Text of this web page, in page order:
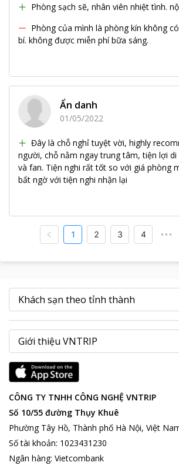
Phòng sạch sẽ, nhân viên nhiệt tình.
Phòng của mình là phòng kín không
bí. không được miễn phí bữa sáng.
Ẩn danh
01/05/2022
Đây là chỗ nghỉ tuyệt vời, highly
người, chỗ nằm ngay trung tâm, tiện lợi
và fan. Tiện nghi rất tốt so với giá phòng
bất ngờ với tiện nghi nhận lại
1 2 3 4 •••
CÔNG TY TNHH CÔNG NGHỆ VNTRIP
Số 10/55 đường Thụy Khuê
Phường Tây Hồ, Thành phố Hà Nội, Việt
Số tài khoản: 1023431230
Ngân hàng: Vietcombank